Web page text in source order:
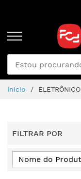
conteúdo
Inicio ELETRÔNICO
FILTRAR POR